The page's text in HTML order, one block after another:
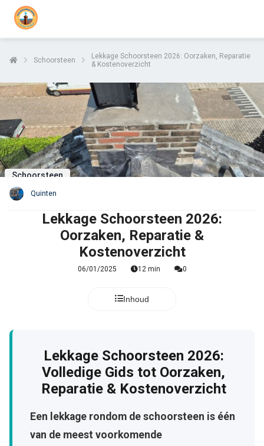
Schoorsteen
Lekkage Schoorsteen 2026: Oorzaken, Reparatie
& Kostenoverzicht
Schoorsteen
Quinten
Lekkage Schoorsteen 2026:
Oorzaken, Reparatie &
Kostenoverzicht
06/01/2025 12 min 0
Inhoud
Lekkage Schoorsteen 2026:
Volledige Gids tot Oorzaken,
Reparatie & Kostenoverzicht
Een lekkage rondom de schoorsteen is één
van de meest voorkomende